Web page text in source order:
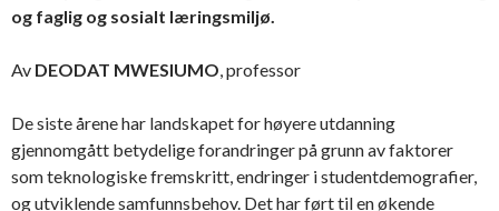
og faglig og sosialt læringsmiljø.
Av DEODAT MWESIUMO, professor
De siste årene har landskapet for høyere utdanning
gjennomgått betydelige forandringer på grunn av faktorer
som teknologiske fremskritt, endringer i studentdemografier,
og utviklende samfunnsbehov. Det har ført til en økende